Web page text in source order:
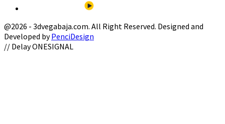
@2026 - 3dvegabaja.com. All Right Reserved. Designed and
Developed byPenciDesign
Facebook
Twitter
Instagram
Youtube
Email
// Delay ONESIGNAL